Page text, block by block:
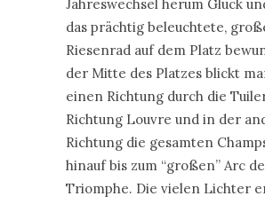
Jahreswechsel herum Glück
das prächtig beleuchtete,
Riesenrad auf dem Platz
der Mitte des Platzes blickt
einen Richtung durch die
Richtung Louvre und in der
Richtung die gesamten
hinauf bis zum “großen” Arc de
Triomphe. Die vielen Lichter